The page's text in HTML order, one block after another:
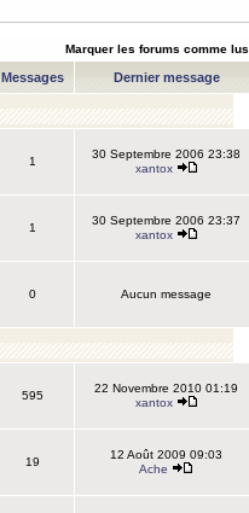
Marquer les forums comme lus
Messages Dernier message
1
30 Septembre 2006 23:38
xantox
1
30 Septembre 2006 23:37
xantox
0 Aucun message
595
22 Novembre 2010 01:19
xantox
19
12 Août 2009 09:03
Ache